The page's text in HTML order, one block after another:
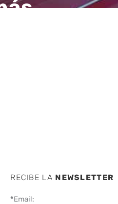
RECIBE LA NEWSLETTER
*Email: